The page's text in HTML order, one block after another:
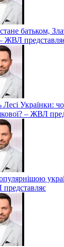
батьком,
ЖВЛ
Українки:
– ЖВЛ